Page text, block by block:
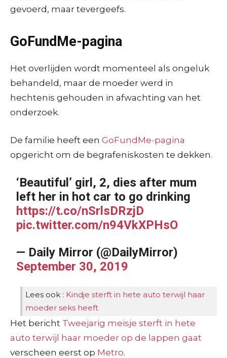
gevoerd, maar tevergeefs.
GoFundMe-pagina
Het overlijden wordt momenteel als ongeluk
behandeld, maar de moeder werd in
hechtenis gehouden in afwachting van het
onderzoek.
De familie heeft een GoFundMe-pagina
opgericht om de begrafeniskosten te dekken.
‘Beautiful’ girl, 2, dies after mum
left her in hot car to go drinking
https://t.co/nSrlsDRzjD
pic.twitter.com/n94VkXPHsO
— Daily Mirror (@DailyMirror)
September 30, 2019
Lees ook : Kindje sterft in hete auto terwijl haar
moeder seks heeft
Het bericht Tweejarig meisje sterft in hete
auto terwijl haar moeder op de lappen gaat
verscheen eerst op Metro.